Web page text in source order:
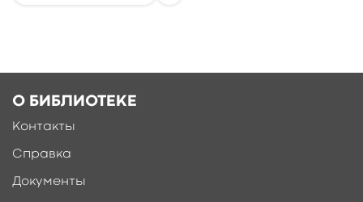
О БИБЛИОТЕКЕ
Контакты
Справка
Документы